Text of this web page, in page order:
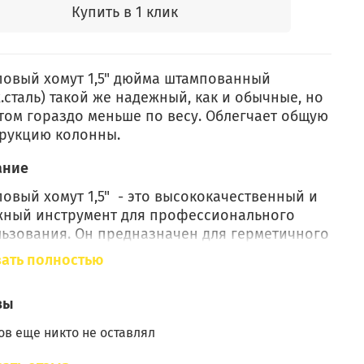
Купить в 1 клик
хомут 1,5" дюйма штампованный
такой же надежный, как и обычные, но
гораздо меньше по весу. Облегчает общую
колонны.
хомут 1,5" - это высококачественный и
инструмент для профессионального
Он предназначен для герметичного
труб (царг) дистилляторов,
из нержавеющей стали, что обеспечивает
и долговечность. Благодаря своей
полностью
еще никто не оставлял